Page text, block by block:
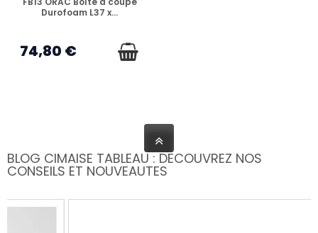
Durofoam L37 x...
74,80 €
BLOG CIMAISE TABLEAU : DECOUVREZ NOS
CONSEILS ET NOUVEAUTES